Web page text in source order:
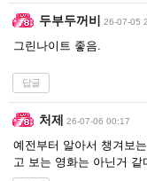
두부두꺼비 26-07-05
그린나이트 좋음.
답글
처제 26-07-06 00:17
예전부터 알아서 챙겨보
고 보는 영화는 아닌거 같